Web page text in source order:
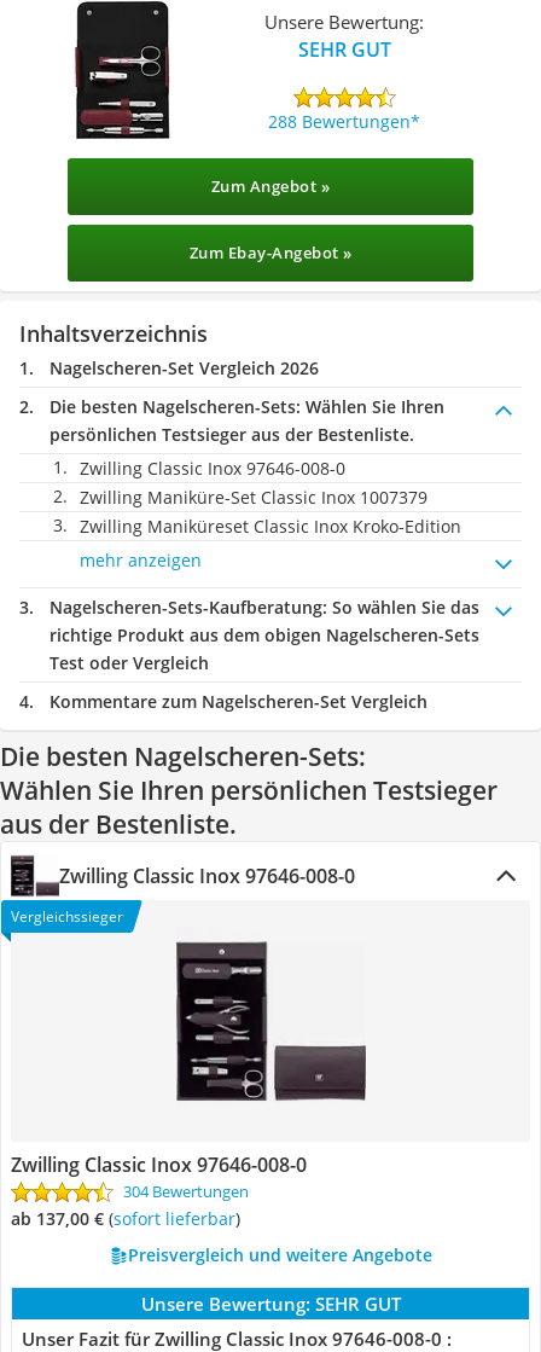
Unsere Bewertung:
SEHR GUT
288 Bewertungen
Zum Angebot »
Zum Ebay-Angebot »
Inhaltsverzeichnis
Nagelscheren-Set Vergleich 2026
Die besten Nagelscheren-Sets: Wählen Sie Ihren
persönlichen Testsieger aus der Bestenliste.
Zwilling Classic Inox 97646-008-0
Zwilling Maniküre-Set Classic Inox ‎1007379
Zwilling Maniküreset Classic Inox Kroko-Edition
mehr anzeigen
Nagelscheren-Sets-Kaufberatung: So wählen Sie das
richtige Produkt aus dem obigen Nagelscheren-Sets
Test oder Vergleich
Kommentare zum Nagelscheren-Set Vergleich
Die besten Nagelscheren-Sets:
Wählen Sie Ihren persönlichen Testsieger
aus der Bestenliste.
Zwilling Classic Inox 97646-008-0
Vergleichssieger
Zwilling Classic Inox 97646-008-0
304 Bewertungen
ab 137,00 € ( Sofort lieferbar)
Preisvergleich und weitere Angebote
Unsere Bewertung: SEHR GUT
Unser Fazit für Zwilling Classic Inox 97646-008-0 :